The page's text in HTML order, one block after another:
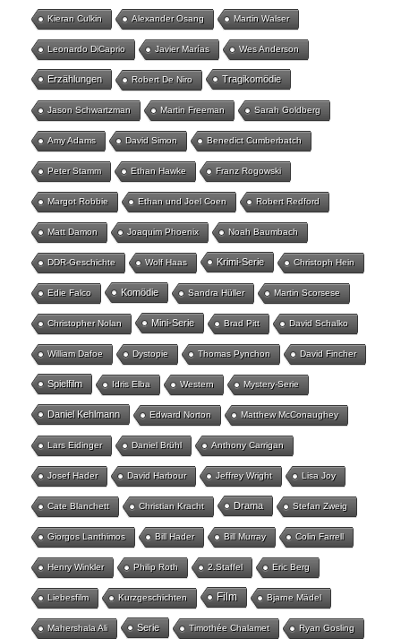
Kieran Culkin Alexander Osang Martin Walser
Leonardo DiCaprio Javier Marías Wes Anderson
Erzählungen Robert De Niro Tragikomödie
Jason Schwartzman Martin Freeman Sarah Goldberg
Amy Adams David Simon Benedict Cumberbatch
Peter Stamm Ethan Hawke Franz Rogowski
Margot Robbie Ethan und Joel Coen Robert Redford
Matt Damon Joaquim Phoenix Noah Baumbach
DDR-Geschichte Wolf Haas Krimi-Serie Christoph Hein
Edie Falco Komödie Sandra Hüller Martin Scorsese
Christopher Nolan Mini-Serie Brad Pitt David Schalko
William Dafoe Dystopie Thomas Pynchon David Fincher
Spielfilm Idris Elba Western Mystery-Serie
Daniel Kehlmann Edward Norton Matthew McConaughey
Lars Eidinger Daniel Brühl Anthony Carrigan
Josef Hader David Harbour Jeffrey Wright Lisa Joy
Cate Blanchett Christian Kracht Drama Stefan Zweig
Giorgos Lanthimos Bill Hader Bill Murray Colin Farrell
Henry Winkler Philip Roth 2.Staffel Eric Berg
Liebesfilm Kurzgeschichten Film Bjarne Mädel
Mahershala Ali Serie Timothée Chalamet Ryan Gosling